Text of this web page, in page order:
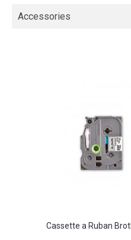
Accessories
Cassette a Ruban